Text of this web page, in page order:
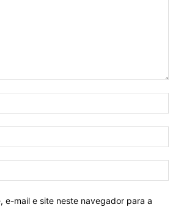
e-mail e site neste navegador para a